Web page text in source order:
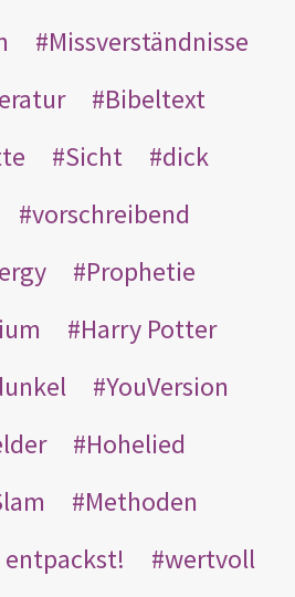
Missverständnisse
Bibeltext
Sicht
dick
vorschreibend
Prophetie
Harry Potter
YouVersion
Hohelied
Methoden
wertvoll